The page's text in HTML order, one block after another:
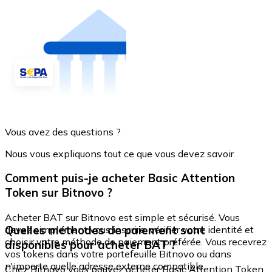
Vous avez des questions ?
Nous vous expliquons tout ce que vous devez savoir
Comment puis-je acheter Basic Attention
Token sur Bitnovo ?
Acheter BAT sur Bitnovo est simple et sécurisé. Vous
devez simplement vous inscrire, vérifier votre identité et
choisir votre méthode de paiement préférée. Vous recevrez
vos tokens dans votre portefeuille Bitnovo ou dans
n'importe quelle adresse externe compatible.
Quelles méthodes de paiement sont
disponibles pour acheter BAT ?
Chez Bitnovo vous pouvez acheter Basic Attention Token